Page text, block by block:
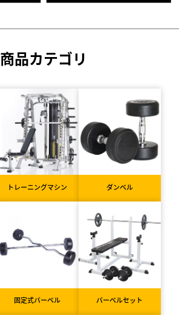
商品カテゴリ
トレーニングマシン ダンベル
固定式バーベル バーベルセット